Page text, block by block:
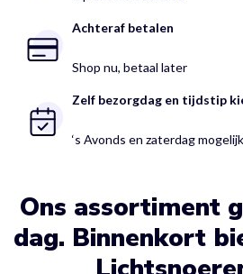
Achteraf betalen
Shop nu, betaal later
Zelf bezorgdag en tijdstip
‘s Avonds en zaterdag mogelijk
Ons assortiment
dag. Binnenkort